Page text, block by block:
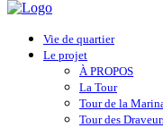
Vie de quartier
Le projet
À PROPOS
La Tour
Tour de la
Tour des